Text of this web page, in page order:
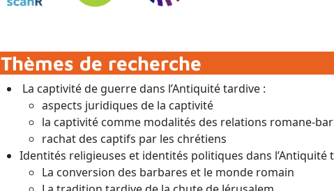
Thèmes de recherche
La captivité de guerre dans l’Antiquité tardive :
aspects juridiques de la captivité
la captivité comme modalités des relations romane-
rachat des captifs par les chrétiens
Identités religieuses et identités politiques dans l’Antiquité
La conversion des barbares et le monde romain